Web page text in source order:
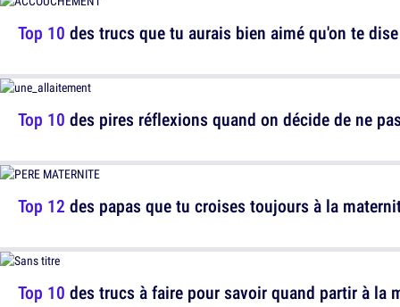
Top 10 des pires réflexions quand on décide de ne
Top 10 des trucs à faire pour savoir quand partir à la
Top 10 des trucs que tu aurais bien aimé qu'on te
Top 12 des papas que tu croises toujours à la